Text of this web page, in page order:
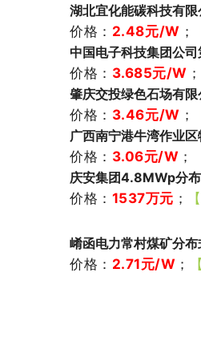
湖北宜化能碳科技有
价格： 2.48元/W ；
中国电子科技集团公
价格： 3.685元/W ；
肇庆交投绿色石场有
价格： 3.46元/W ；
广西南宁港牛湾作业
价格： 3.06元/W ；
庆安集团4.8MWp分
价格： 1537万元 ；
崤函电力常村煤矿分
价格： 2.71元/W ；